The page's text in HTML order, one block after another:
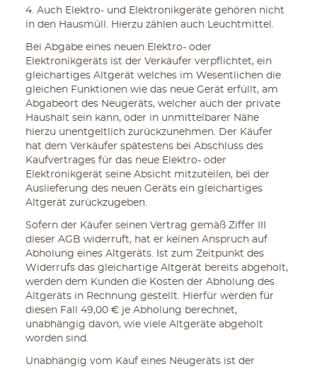
4. Auch Elektro- und Elektronikgeräte gehören nicht
in den Hausmüll. Hierzu zählen auch Leuchtmittel.
Bei Abgabe eines neuen Elektro- oder
Elektronikgeräts ist der Verkäufer verpflichtet, ein
gleichartiges Altgerät welches im Wesentlichen die
gleichen Funktionen wie das neue Gerät erfüllt, am
Abgabeort des Neugeräts, welcher auch der private
Haushalt sein kann, oder in unmittelbarer Nähe
hierzu unentgeltlich zurückzunehmen. Der Käufer
hat dem Verkäufer spätestens bei Abschluss des
Kaufvertrages für das neue Elektro- oder
Elektronikgerät seine Absicht mitzuteilen, bei der
Auslieferung des neuen Geräts ein gleichartiges
Altgerät zurückzugeben.
Sofern der Käufer seinen Vertrag gemäß Ziffer III
dieser AGB widerruft, hat er keinen Anspruch auf
Abholung eines Altgeräts. Ist zum Zeitpunkt des
Widerrufs das gleichartige Altgerät bereits abgeholt,
werden dem Kunden die Kosten der Abholung des
Altgeräts in Rechnung gestellt. Hierfür werden für
diesen Fall 49,00 € je Abholung berechnet,
unabhängig davon, wie viele Altgeräte abgeholt
worden sind.
Unabhängig vom Kauf eines Neugeräts ist der